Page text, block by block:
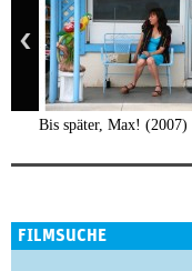
Bis später, Max! (2007)
FILMSUCHE